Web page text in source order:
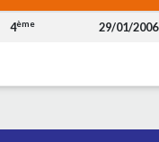
4ème 29/01/2006